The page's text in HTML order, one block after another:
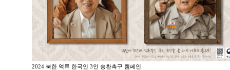
2024 북한 억류 한국인 3인 송환촉구 캠페인